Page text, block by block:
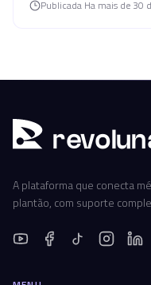
Publicada Ha mais de 30
rev
A plataforma que conecta
plantão, com suporte